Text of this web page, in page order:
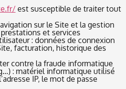
est susceptible de traiter tout
sur le Site et la gestion
et services
: données de connexion
facturation, historique des
contre la fraude informatique
: matériel informatique utilisé
IP, le mot de passe